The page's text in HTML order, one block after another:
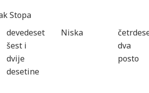
Stopa
devedeset
šest i
dvije
desetine
Niska
dva
posto